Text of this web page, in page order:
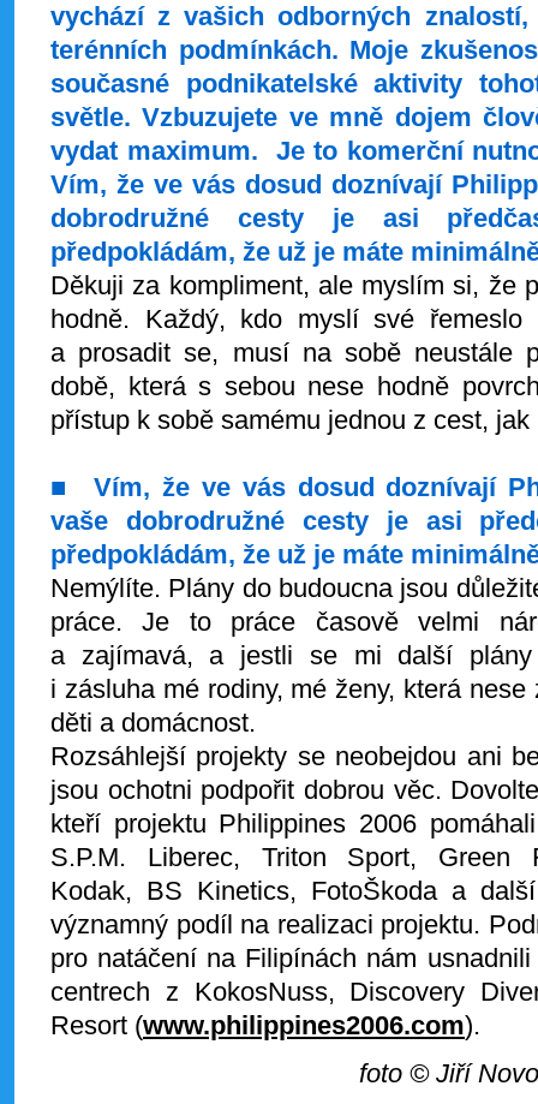
vychází z vašich odborných
terénních podmínkách. Moje
současné podnikatelské aktivity
světle. Vzbuzujete ve mně dojem
vydat maximum. Je to komerční
Vím, že ve vás dosud doznívají
dobrodružné cesty je asi
předpokládám, že už je máte
Děkuji za kompliment, ale myslím si, že
hodně. Každý, kdo myslí své
a prosadit se, musí na sobě neustále
době, která s sebou nese hodně
přístup k sobě samému jednou z cest, jak
■Vím, že ve vás dosud doznívají
vaše dobrodružné cesty je asi
předpokládám, že už je máte
Nemýlíte. Plány do budoucna jsou
práce. Je to práce časově velmi
a zajímavá, a jestli se mi další
i zásluha mé rodiny, mé ženy, která
děti a domácnost.
Rozsáhlejší projekty se neobejdou ani
jsou ochotni podpořit dobrou věc.
kteří projektu Philippines 2006
S.P.M. Liberec, Triton Sport, Green
Kodak, BS Kinetics, FotoŠkoda a
významný podíl na realizaci projektu.
pro natáčení na Filipínách nám
centrech z KokosNuss, Discovery
Resort (www.philippines2006.com).
foto © Jiří